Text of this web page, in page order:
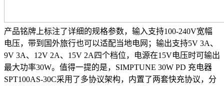
产品铭牌上标注了详细的规格参数，输入支持100-240V宽幅
电压，带到国外旅行也可以适配当地电网；输出支持5V 3A、
9V 3A、12V 2A、15V 2A四个档位，电源在15V电压时可输出
最大功率30W。值得一提的是，SIMPTUNE 30W PD 充电器
SPT100AS-30C采用了多协议架构，内置了两套快充协议，分